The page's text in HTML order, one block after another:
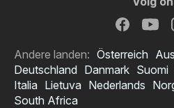
Andere landen: Österreich
Deutschland Danmark Suomi
Italia Lietuva Nederlands
South Africa